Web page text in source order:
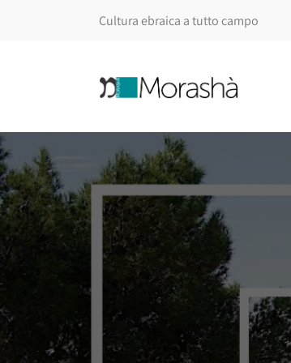
Cultura ebraica a tutto campo